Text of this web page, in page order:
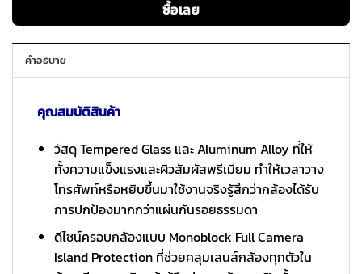
ซื้อเลย
คำอธิบาย
คุณสมบัติสินค้า
วัสดุ Tempered Glass และ Aluminum Alloy ที่ให้
ทั้งความแข็งแรงและผิวสัมผัสพรีเมียม ทำให้เวลาวาง
โทรศัพท์หรือหยิบขึ้นมาใช้งานจริงรู้สึกว่ากล้องได้รับ
การปกป้องมากกว่าแผ่นกันรอยธรรมดา
ดีไซน์ครอบกล้องแบบ Monoblock Full Camera
Island Protection ที่ช่วยคลุมเลนส์กล้องทุกตัวใน